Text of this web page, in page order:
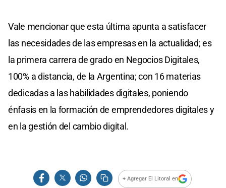
Vale mencionar que esta última apunta a satisfacer
las necesidades de las empresas en la actualidad; es
la primera carrera de grado en Negocios Digitales,
100% a distancia, de la Argentina; con 16 materias
dedicadas a las habilidades digitales, poniendo
énfasis en la formación de emprendedores digitales y
en la gestión del cambio digital.
+ Agregar El Litoral en